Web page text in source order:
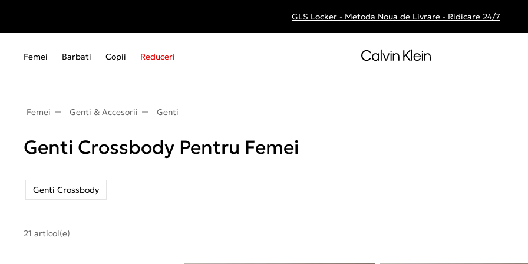
Livrare gratuita la comenzile de peste 250 RON
GLS Locker - Metoda Noua de Livrare - Ridicare 24/7
Femei Barbati Copii Reduceri
Femei Genti & Accesorii Genti
Genti Crossbody Pentru Femei
Genti Crossbody
21 articol(e)